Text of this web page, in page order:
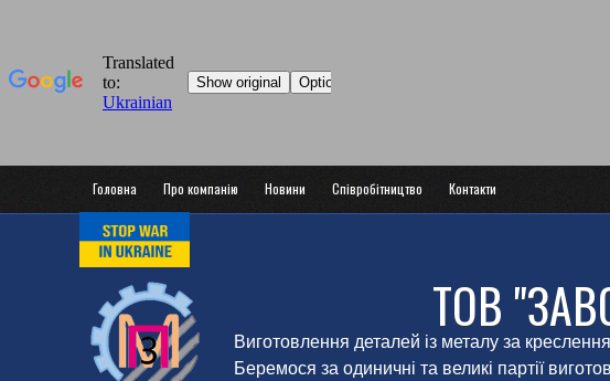
Головна Про компанію Новини Співробітництво Контакти
ТОВ
Виготовлення деталей із металу за
Беремося за одиничні та великі партії